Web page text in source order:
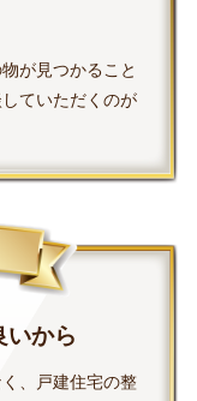
が見つかること
ていただくのが
いから
、戸建住宅の整